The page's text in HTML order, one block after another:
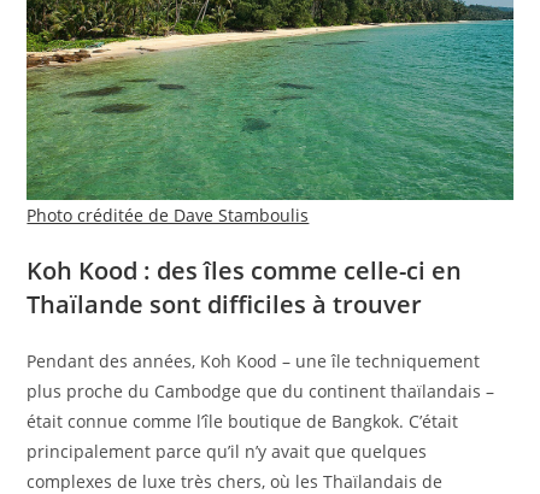
Photo créditée de Dave Stamboulis
Koh Kood : des îles comme celle-ci en
Thaïlande sont difficiles à trouver
Pendant des années, Koh Kood – une île techniquement
plus proche du Cambodge que du continent thaïlandais –
était connue comme l’île boutique de Bangkok. C’était
principalement parce qu’il n’y avait que quelques
complexes de luxe très chers, où les Thaïlandais de